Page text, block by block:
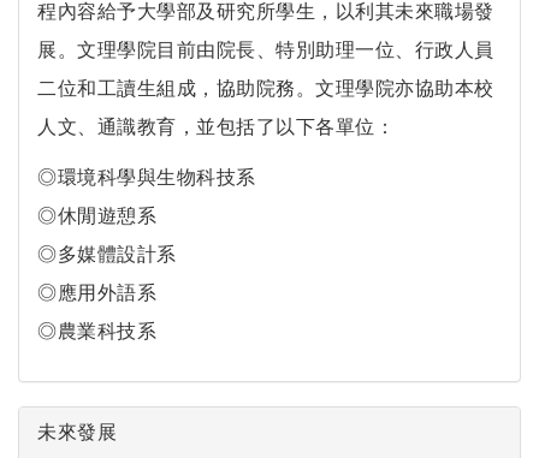
程內容給予大學部及研究所學生，以利其未來職場發
展。文理學院目前由院長、特別助理一位、行政人員
二位和工讀生組成，協助院務。文理學院亦協助本校
人文、通識教育，並包括了以下各單位：
◎環境科學與生物科技系
◎休閒遊憩系
◎多媒體設計系
◎應用外語系
◎農業科技系
未來發展